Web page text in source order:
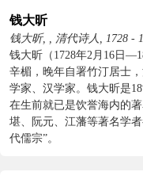
钱大昕
钱大昕, , 清代诗人, 1728 -
钱大昕（1728年2月16日
辛楣，晚年自署竹汀居士
学家、汉学家。钱大昕是
在生前就已是饮誉海内的
堪、阮元、江藩等著名学
代儒宗”。